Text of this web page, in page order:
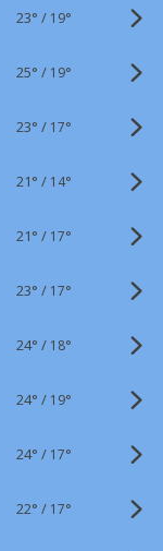
23° / 19°
25° / 19°
23° / 17°
21° / 14°
21° / 17°
23° / 17°
24° / 18°
24° / 19°
24° / 17°
22° / 17°